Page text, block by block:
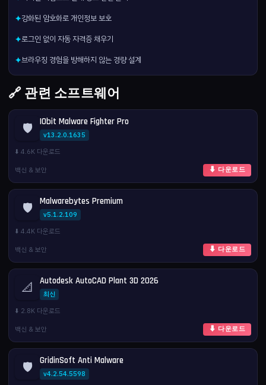
✦강화된 암호화로 개인정보 보호
✦로그인 없이 자동 자격증 채우기
✦브라우징 경험을 방해하지 않는 경량 설계
🔗 관련 소프트웨어
🛡️ IObit Malware Fighter Pro
v13.2.0.1635
⬇️ 4.6K 다운로드
백신 & 보안
⬇ 다운로드
🛡️ Malwarebytes Premium
v5.1.2.109
⬇️ 4.4K 다운로드
백신 & 보안
⬇ 다운로드
📐 Autodesk AutoCAD Plant 3D 2026
최신
⬇️ 2.8K 다운로드
백신 & 보안
⬇ 다운로드
🛡️ GridinSoft Anti Malware
v4.2.54.5598